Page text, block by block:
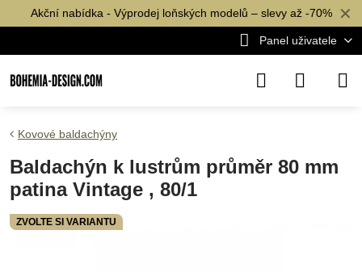
✕
Akční nabídka - Výprodej loňských modelů – slevy až -70%
Panel uživatele
ZVOLTE SI VARIANTU
Kovové baldachýny
Baldachýn k lustrům průměr 80 mm
patina Vintage , 80/1